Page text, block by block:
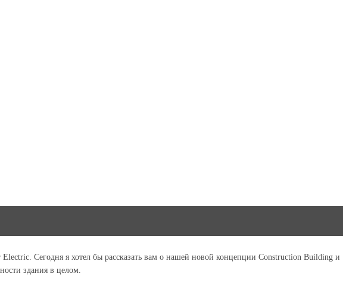
Сегодня я хотел бы рассказать вам о нашей новой концепции Construction Building и
здания в целом.